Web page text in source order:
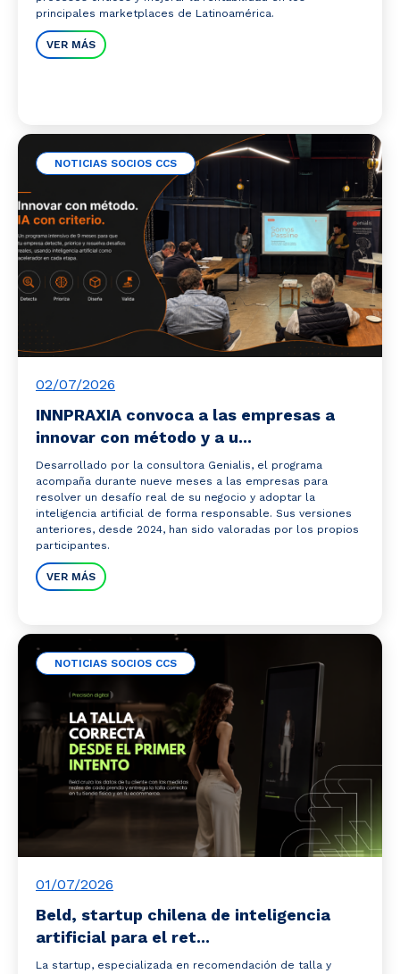
principales marketplaces de Latinoamérica.
VER MÁS
NOTICIAS SOCIOS CCS
02/07/2026
INNPRAXIA convoca a las empresas a
innovar con método y a u...
Desarrollado por la consultora Genialis, el programa
acompaña durante nueve meses a las empresas para
resolver un desafío real de su negocio y adoptar la
inteligencia artificial de forma responsable. Sus versiones
anteriores, desde 2024, han sido valoradas por los propios
participantes.
VER MÁS
NOTICIAS SOCIOS CCS
01/07/2026
Beld, startup chilena de inteligencia
artificial para el ret...
La startup, especializada en recomendación de talla y